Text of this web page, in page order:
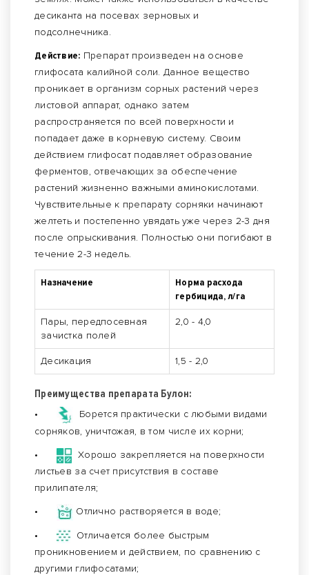
десиканта на посевах зерновых и
подсолнечника.
Действие: Препарат произведен на основе
глифосата калийной соли. Данное вещество
проникает в организм сорных растений через
листовой аппарат, однако затем
распространяется по всей поверхности и
попадает даже в корневую систему. Своим
действием глифосат подавляет образование
ферментов, отвечающих за обеспечение
растений жизненно важными аминокислотами.
Чувствительные к препарату сорняки начинают
желтеть и постепенно увядать уже через 2-3 дня
после опрыскивания. Полностью они погибают в
течение 2-3 недель.
Назначение
Норма расхода
гербицида, л/га
Пары, передпосевная
зачистка полей
2,0 - 4,0
Десикация 1,5 - 2,0
Преимущества препарата Булон:
•
Борется практически с любыми видами
сорняков, уничтожая, в том числе их корни;
•
Хорошо закрепляется на поверхности
листьев за счет присутствия в составе
прилипателя;
•
Отлично растворяется в воде;
•
Отличается более быстрым
проникновением и действием, по сравнению с
другими глифосатами;